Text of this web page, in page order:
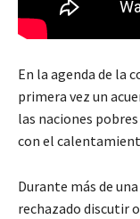
En la agenda de la
primera vez un
las naciones
con el
Durante más de
rechazado discutir